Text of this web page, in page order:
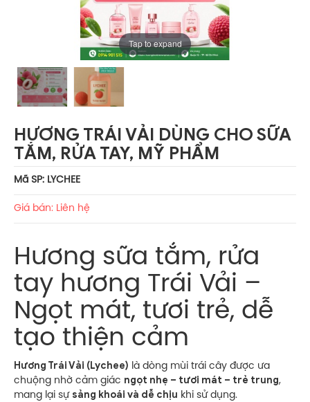
Tap to expand
HƯƠNG TRÁI VẢI DÙNG CHO SỮA
TẮM, RỬA TAY, MỸ PHẨM
Mã SP: LYCHEE
Giá bán: Liên hệ
Hương sữa tắm, rửa
tay hương Trái Vải –
Ngọt mát, tươi trẻ, dễ
tạo thiện cảm
Hương Trái Vải (Lychee) là dòng mùi trái cây được ưa
chuộng nhờ cảm giác ngọt nhẹ – tươi mát – trẻ trung,
mang lại sự sảng khoái và dễ chịu khi sử dụng.